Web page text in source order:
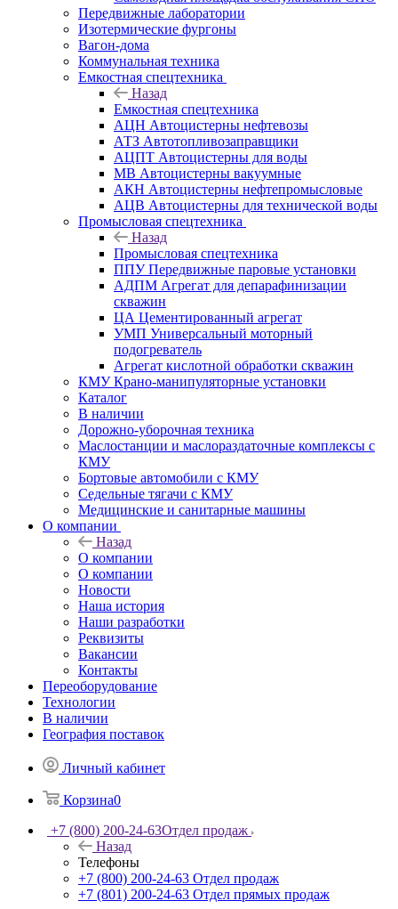
Передвижные лаборатории
Изотермические фургоны
Вагон-дома
Коммунальная техника
Емкостная спецтехника
Назад
Емкостная спецтехника
АЦН Автоцистерны нефтевозы
АТЗ Автотопливозаправщики
АЦПТ Автоцистерны для воды
МВ Автоцистерны вакуумные
АКН Автоцистерны нефтепромысловые
АЦВ Автоцистерны для технической воды
Промысловая спецтехника
Назад
Промысловая спецтехника
ППУ Передвижные паровые установки
АДПМ Агрегат для депарафинизации
скважин
ЦА Цементированный агрегат
УМП Универсальный моторный
подогреватель
Агрегат кислотной обработки скважин
КМУ Крано-манипуляторные установки
Каталог
В наличии
Дорожно-уборочная техника
Маслостанции и маслораздаточные комплексы с
КМУ
Бортовые автомобили с КМУ
Седельные тягачи с КМУ
Медицинские и санитарные машины
О компании
Назад
О компании
О компании
Новости
Наша история
Наши разработки
Реквизиты
Вакансии
Контакты
Переоборудование
Технологии
В наличии
География поставок
Личный кабинет
Корзина0
+7 (800) 200-24-63Отдел продаж
Назад
Телефоны
+7 (800) 200-24-63 Отдел продаж
+7 (801) 200-24-63 Отдел прямых продаж